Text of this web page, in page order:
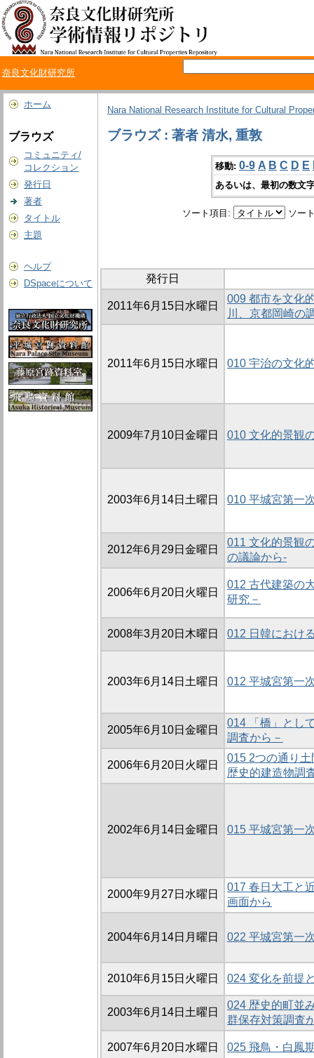
奈良文化財研究所
ホーム
ブラウズ
コミュニティ/
コレクション
発行日
著者
タイトル
主題
ヘルプ
DSpaceについて
Nara National Research Institute for Cultural
ブラウズ : 著者 清水, 重敦
移動: 0-9 A B C D E
あるいは、最初の数文
ソート項目: ソー
発行日
2011年6月15日水曜日
009 都市を文化
川、京都岡崎の
2011年6月15日水曜日 010 宇治の文化
2009年7月10日金曜日 010 文化的景観
2003年6月14日土曜日 010 平城宮第一
2012年6月29日金曜日
011 文化的景観
の議論から-
2006年6月20日火曜日
012 古代建築の
研究－
2008年3月20日木曜日 012 日韓におけ
2003年6月14日土曜日 012 平城宮第一
2005年6月10日金曜日
014 「橋」とし
調査から－
2006年6月20日火曜日
015 2つの通り
歴史的建造物調
2002年6月14日金曜日 015 平城宮第一
2000年9月27日水曜日
017 春日大工と
画面から
2004年6月14日月曜日 022 平城宮第一
2010年6月15日火曜日 024 変化を前提
2003年6月14日土曜日
024 歴史的町並
群保存対策調査
2007年6月20日水曜日 025 飛鳥・白鳳